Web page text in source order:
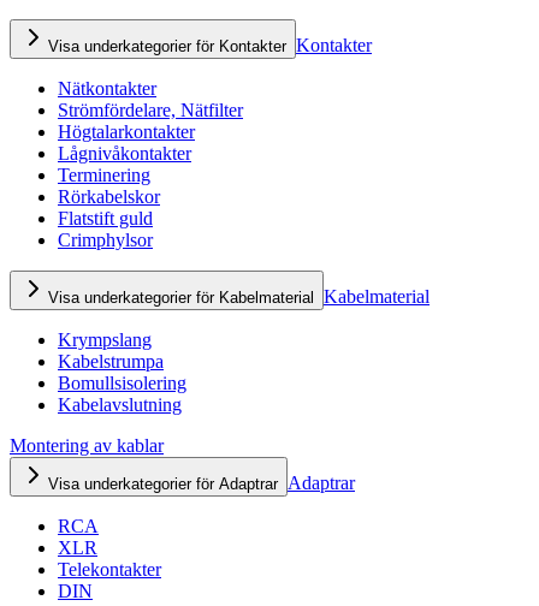
Visa underkategorier för Kontakter Kontakter
Nätkontakter
Strömfördelare, Nätfilter
Högtalarkontakter
Lågnivåkontakter
Terminering
Rörkabelskor
Flatstift guld
Crimphylsor
Visa underkategorier för Kabelmaterial Kabelmaterial
Krympslang
Kabelstrumpa
Bomullsisolering
Kabelavslutning
Montering av kablar
Visa underkategorier för Adaptrar Adaptrar
RCA
XLR
Telekontakter
DIN